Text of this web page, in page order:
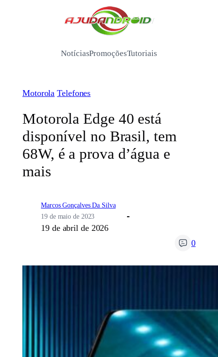
/
NotíciasPromoçõesTutoriais
Motorola Telefones
Motorola Edge 40 está
disponível no Brasil, tem
68W, é a prova d’água e
mais
Marcos Gonçalves Da Silva
19 de maio de 2023
19 de abril de 2026
0